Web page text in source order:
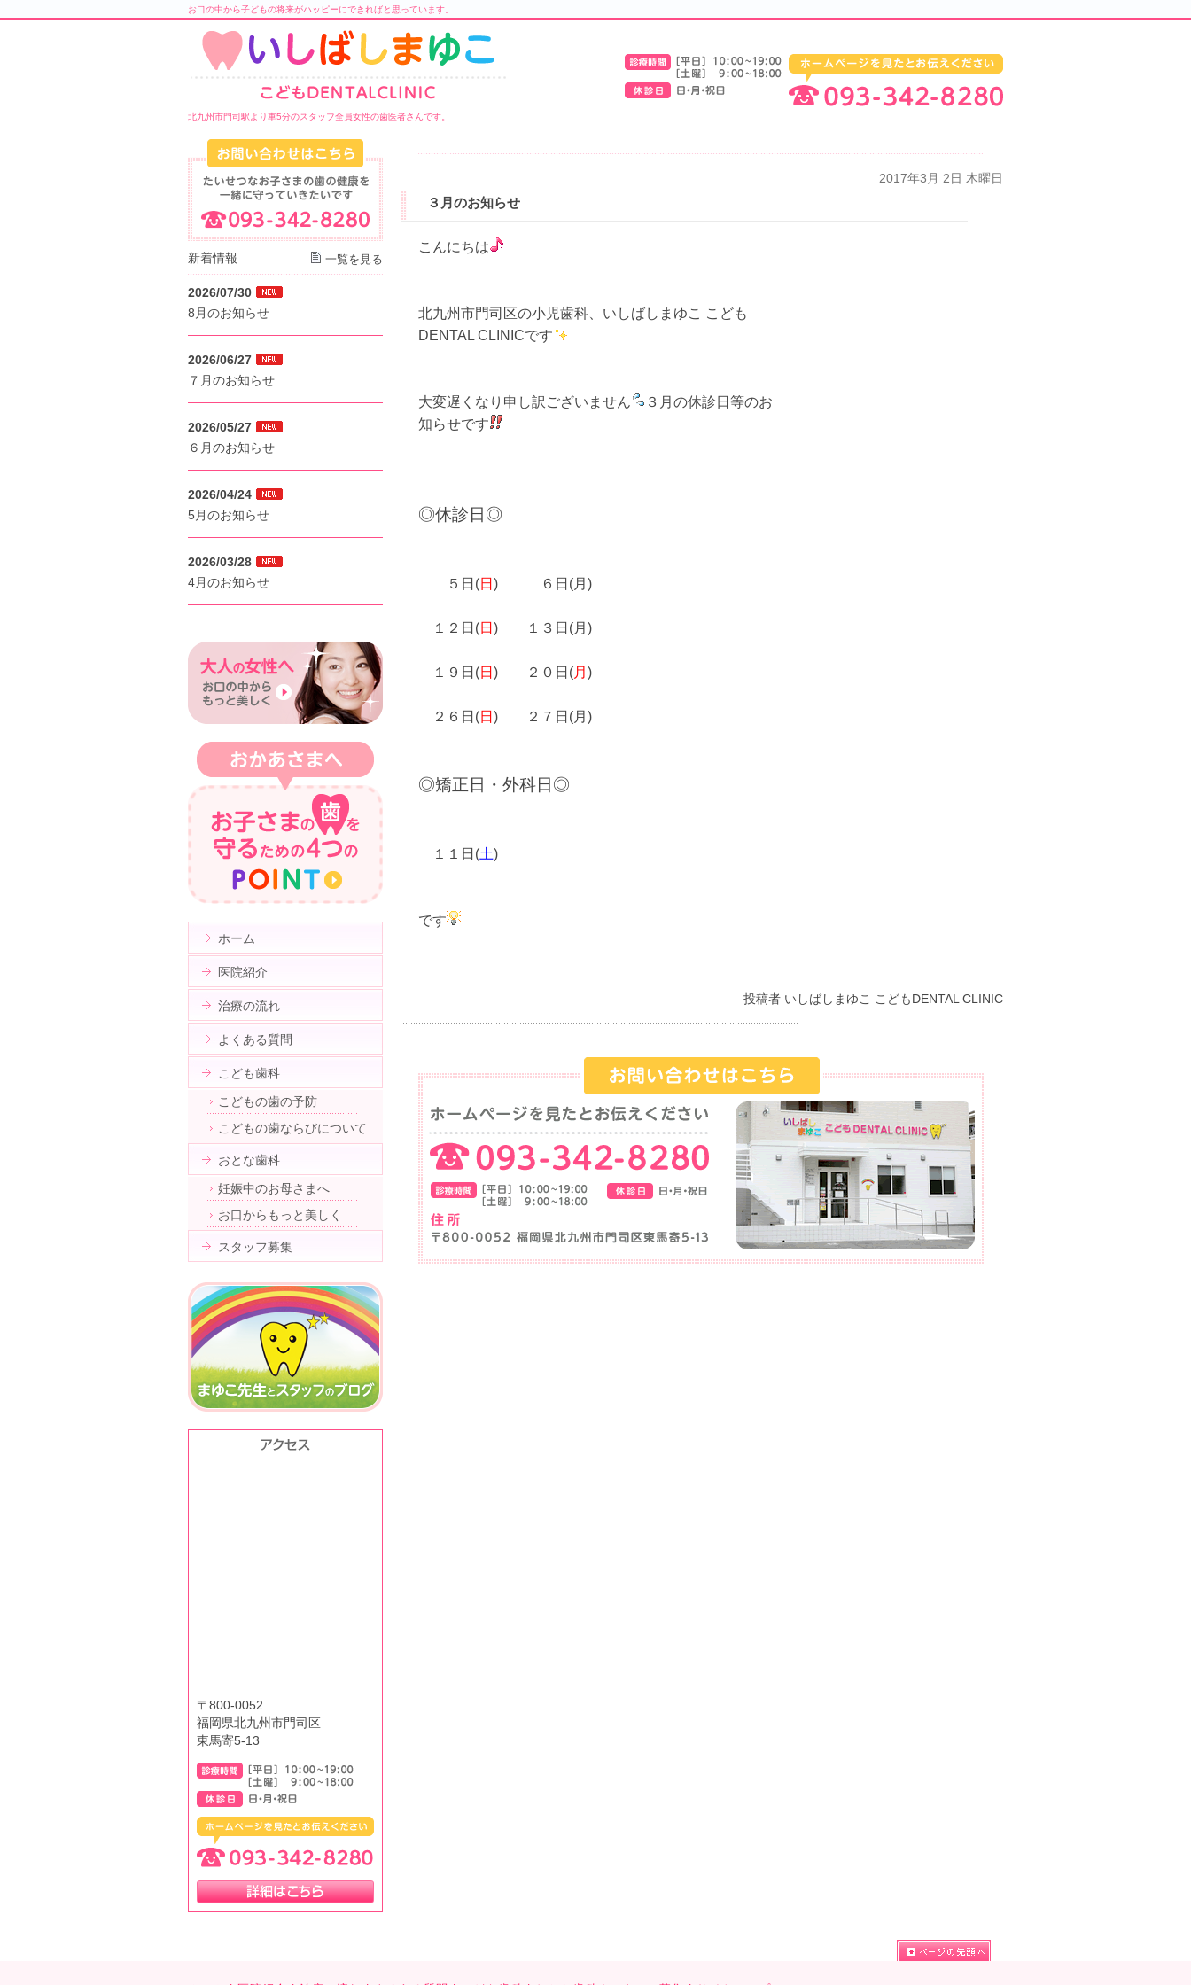
お口の中から子どもの将来がハッピーにできればと思っています。
北九州市門司駅より車5分のスタッフ全員女性の歯医者さんです。
2017年3月 2日 木曜日
３月のお知らせ
こんにちは
北九州市門司区の小児歯科、いしばしまゆこ こども
DENTAL CLINICです
大変遅くなり申し訳ございません
３月の休診日等のお
知らせです
◎休診日◎
５日(日 ) ６日(月)
１２日(日 ) １３日(月)
１９日(日 ) ２０日(月 )
２６日(日 ) ２７日(月)
◎矯正日・外科日◎
１１日(土)
です
投稿者 いしばしまゆこ こどもDENTAL CLINIC
新着情報 一覧を見る
2026/07/30
8月のお知らせ
2026/06/27
７月のお知らせ
2026/05/27
６月のお知らせ
2026/04/24
5月のお知らせ
2026/03/28
4月のお知らせ
ホーム
医院紹介
治療の流れ
よくある質問
こども歯科
こどもの歯の予防
こどもの歯ならびについて
おとな歯科
妊娠中のお母さまへ
お口からもっと美しく
スタッフ募集
〒800-0052
福岡県北九州市門司区
東馬寄5-13